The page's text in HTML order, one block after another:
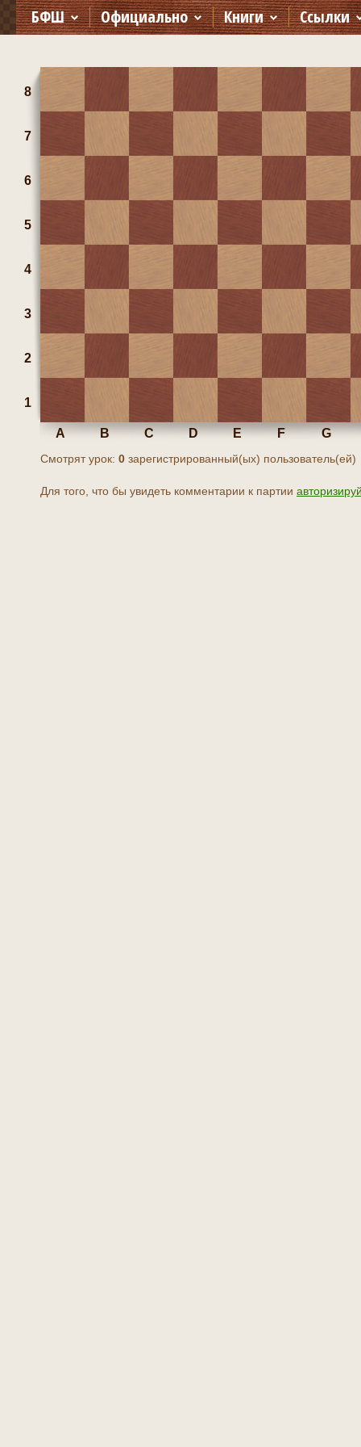
БФШ Официально Книги Ссылки
8
7
6
5
4
3
2
1
A B C D E F G
Смотрят урок: 0 зарегистрированный(ых) пользователь(ей)
Для того, что бы увидеть комментарии к партии